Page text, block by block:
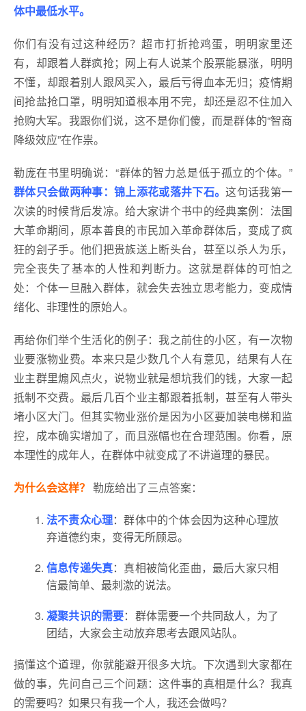
体中最低水平。
你们有没有过这种经历？超市打折抢鸡蛋，明明家里还
有，却跟着人群疯抢；网上有人说某个股票能暴涨，明明
不懂，却跟着别人跟风买入，最后亏得血本无归；疫情期
间抢盐抢口罩，明明知道根本用不完，却还是忍不住加入
抢购大军。我跟你们说，这不是你们傻，而是群体的“智商
降级效应”在作祟。
勒庞在书里明确说：“群体的智力总是低于孤立的个体。”
群体只会做两种事：锦上添花或落井下石。这句话我第一
次读的时候背后发凉。给大家讲个书中的经典案例：法国
大革命期间，原本善良的市民加入革命群体后，变成了疯
狂的刽子手。他们把贵族送上断头台，甚至以杀人为乐，
完全丧失了基本的人性和判断力。这就是群体的可怕之
处：个体一旦融入群体，就会失去独立思考能力，变成情
绪化、非理性的原始人。
再给你们举个生活化的例子：我之前住的小区，有一次物
业要涨物业费。本来只是少数几个人有意见，结果有人在
业主群里煽风点火，说物业就是想坑我们的钱，大家一起
抵制不交费。最后几百个业主都跟着抵制，甚至有人带头
堵小区大门。但其实物业涨价是因为小区要加装电梯和监
控，成本确实增加了，而且涨幅也在合理范围。你看，原
本理性的成年人，在群体中就变成了不讲道理的暴民。
为什么会这样？ 勒庞给出了三点答案：
法不责众心理：群体中的个体会因为这种心理放
弃道德约束，变得无所顾忌。
信息传递失真：真相被简化歪曲，最后大家只相
信最简单、最刺激的说法。
凝聚共识的需要：群体需要一个共同敌人，为了
团结，大家会主动放弃思考去跟风站队。
搞懂这个道理，你就能避开很多大坑。下次遇到大家都在
做的事，先问自己三个问题：这件事的真相是什么？我真
的需要吗？如果只有我一个人，我还会做吗？